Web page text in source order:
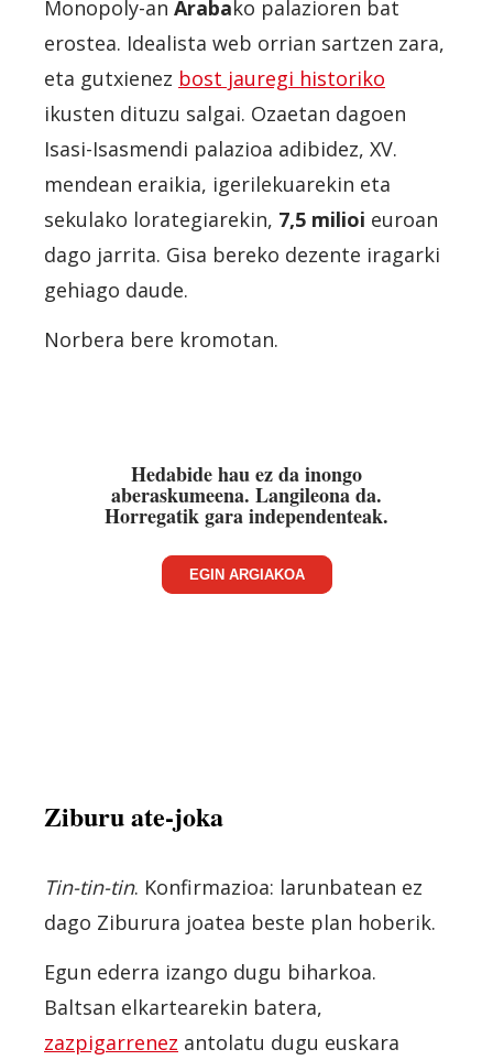
Monopoly-an Arabako palazioren bat
erostea. Idealista web orrian sartzen zara,
eta gutxienez bost jauregi historiko
ikusten dituzu salgai. Ozaetan dagoen
Isasi-Isasmendi palazioa adibidez, XV.
mendean eraikia, igerilekuarekin eta
sekulako lorategiarekin, 7,5 milioi euroan
dago jarrita. Gisa bereko dezente iragarki
gehiago daude.
Norbera bere kromotan.
Hedabide hau ez da inongo
aberaskumeena. Langileona da.
Horregatik gara independenteak.
EGIN ARGIAKOA
Ziburu ate-joka
Tin-tin-tin. Konfirmazioa: larunbatean ez
dago Ziburura joatea beste plan hoberik.
Egun ederra izango dugu biharkoa.
Baltsan elkartearekin batera,
zazpigarrenez antolatu dugu euskara